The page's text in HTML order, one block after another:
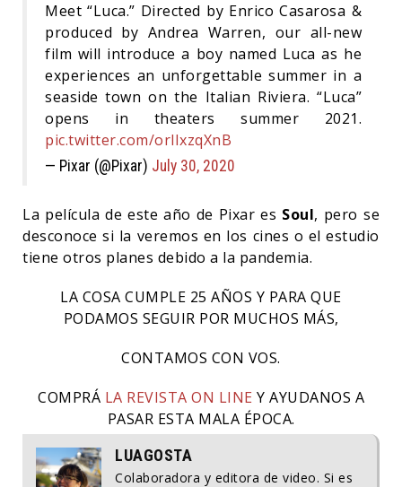
Meet “Luca.” Directed by Enrico Casarosa &
produced by Andrea Warren, our all-new
film will introduce a boy named Luca as he
experiences an unforgettable summer in a
seaside town on the Italian Riviera. “Luca”
opens in theaters summer 2021.
pic.twitter.com/orlIxzqXnB
— Pixar (@Pixar) July 30, 2020
La película de este año de Pixar es Soul, pero se
desconoce si la veremos en los cines o el estudio
tiene otros planes debido a la pandemia.
LA COSA CUMPLE 25 AÑOS Y PARA QUE
PODAMOS SEGUIR POR MUCHOS MÁS,
CONTAMOS CON VOS.
COMPRÁ LA REVISTA ON LINE Y AYUDANOS A
PASAR ESTA MALA ÉPOCA.
LUAGOSTA
Colaboradora y editora de video. Si es